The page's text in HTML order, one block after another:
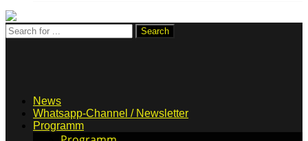
News
Whatsapp-Channel / Newsletter
Programm